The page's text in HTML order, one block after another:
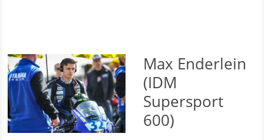
Max Enderlein
(IDM
Supersport
600)